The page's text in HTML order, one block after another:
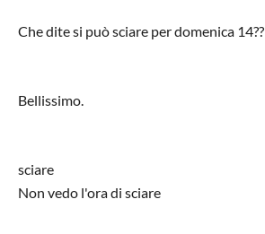
Che dite si può sciare per domenica 14??
Bellissimo.
sciare
Non vedo l'ora di sciare